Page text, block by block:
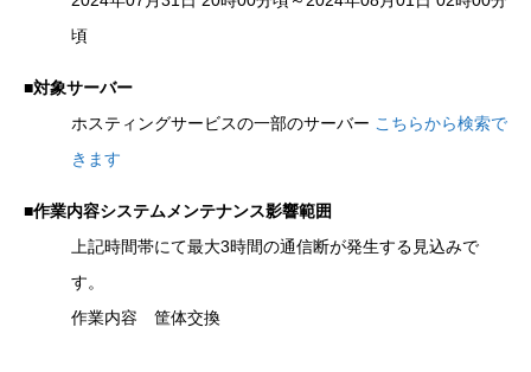
頃
■対象サーバー
ホスティングサービスの一部のサーバー こちらから検索で
きます
■作業内容システムメンテナンス影響範囲
上記時間帯にて最大3時間の通信断が発生する見込みで
す。
作業内容 筐体交換